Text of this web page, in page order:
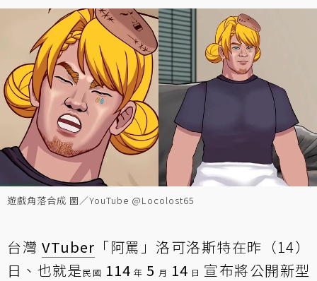
遊戲角落合成 圖／YouTube @Locolost65
台灣 VTuber 「阿罵」洛可洛斯特在昨（14）
日、也就是民國 114 年5 月 14 日 宣布將公開新型